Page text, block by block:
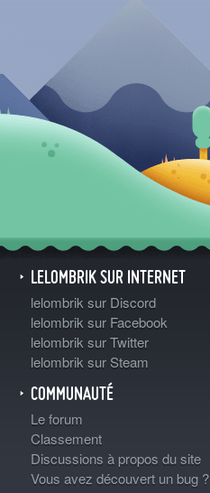
LELOMBRIK SUR INTERNET
lelombrik sur Discord
lelombrik sur Facebook
lelombrik sur Twitter
lelombrik sur Steam
COMMUNAUTÉ
Le forum
Classement
Discussions à propos du site
Vous avez découvert un bug ?